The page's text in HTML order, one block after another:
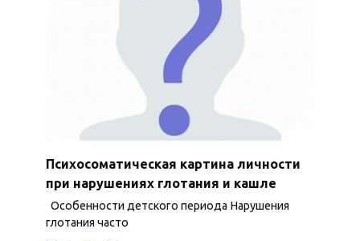
Психосоматическая картина личности
при нарушениях глотания и кашле
Особенности детского периода Нарушения
глотания часто